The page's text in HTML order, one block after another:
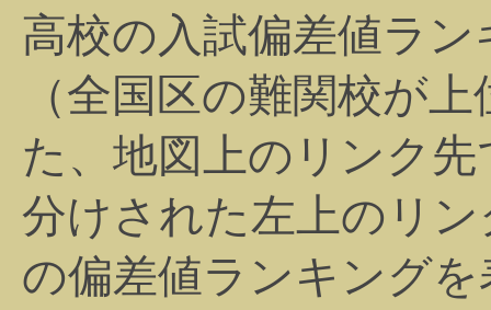
高校の入試偏差値ラ
（全国区の難関校が
た、地図上のリンク
分けされた左上のリ
の偏差値ランキング